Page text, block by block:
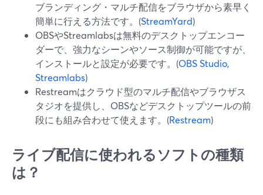
ブランディング・マルチ配信をブラウザから素早く
簡単に行える方法です。(StreamYard)
OBSやStreamlabsは無料のデスクトップエンコー
ダーで、強力なシーンやソース制御が可能ですが、
インストールと設定が必要です。(OBS Studio,
Streamlabs)
Restreamはクラウド型のマルチ配信やブラウザス
タジオを提供し、OBSなどデスクトップツールの前
段にも組み合わせて使えます。(Restream)
ライブ配信に使われるソフトの種類
は？